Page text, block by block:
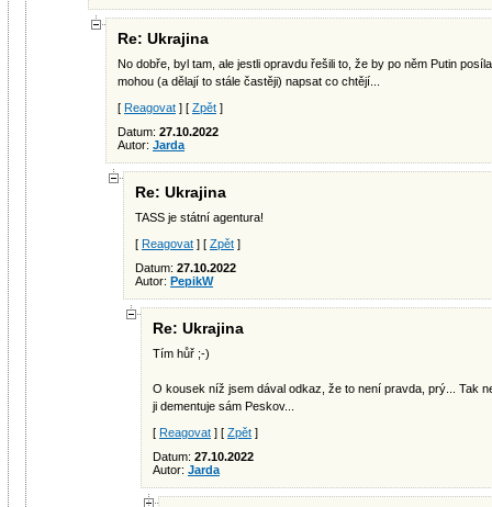
Re: Ukrajina
No dobře, byl tam, ale jestli opravdu řešili to, že by po něm Putin
mohou (a dělají to stále častěji) napsat co chtějí...
[ Reagovat ] [ Zpět ]
Datum: 27.10.2022
Autor: Jarda
Re: Ukrajina
TASS je státní agentura!
[ Reagovat ] [ Zpět ]
Datum: 27.10.2022
Autor: PepikW
Re: Ukrajina
Tím hůř ;-)
O kousek níž jsem dával odkaz, že to není pravda, prý... Tak
ji dementuje sám Peskov...
[ Reagovat ] [ Zpět ]
Datum: 27.10.2022
Autor: Jarda